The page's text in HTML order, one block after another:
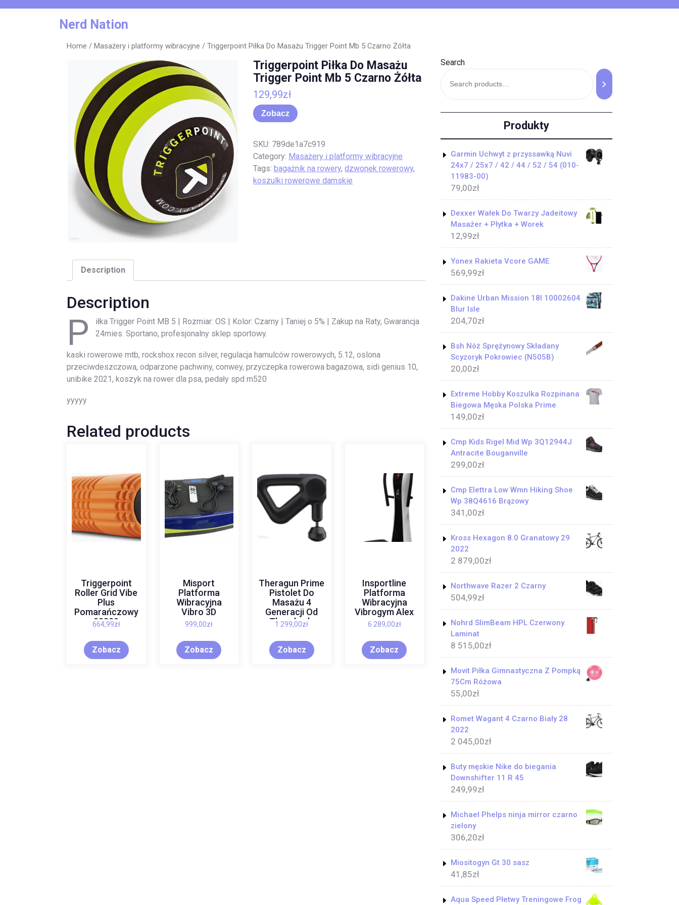
Nerd Nation
Home / Masażery i platformy wibracyjne / Triggerpoint Piłka Do Masażu Trigger Point Mb 5 Czarno Żółta
Triggerpoint Piłka Do Masażu
Trigger Point Mb 5 Czarno Żółta
129,99zł
Zobacz
SKU: 789de1a7c919
Category: Masażery i platformy wibracyjne
Tags: bagażnik na rowery,dzwonek rowerowy,
koszulki rowerowe damskie
Description
Description
P
iłka Trigger Point MB 5 | Rozmiar: OS | Kolor: Czarny | Taniej o 5% | Zakup na Raty, Gwarancja
24mies. Sportano, profesjonalny sklep sportowy.
kaski rowerowe mtb, rockshox recon silver, regulacja hamulców rowerowych, 5.12, oslona
przeciwdeszczowa, odparzone pachwiny, conwey, przyczepka rowerowa bagazowa, sidi genius 10,
unibike 2021, koszyk na rower dla psa, pedały spd m520
yyyyy
Related products
Triggerpoint
Roller Grid Vibe
Plus
Pomarańczowy
03339
664,99zł
Zobacz
Misport
Platforma
Wibracyjna
Vibro 3D
999,00zł
Zobacz
Theragun Prime
Pistolet Do
Masażu 4
Generacji Od
Therabody
1 299,00zł
Zobacz
Insportline
Platforma
Wibracyjna
Vibrogym Alex
6 289,00zł
Zobacz
Search
Produkty
Garmin Uchwyt z przyssawką Nuvi
24x7 / 25x7 / 42 / 44 / 52 / 54 (010-
11983-00)
79,00zł
Dexxer Wałek Do Twarzy Jadeitowy
Masażer + Płytka + Worek
12,99zł
Yonex Rakieta Vcore GAME
569,99zł
Dakine Urban Mission 18l 10002604
Blur Isle
204,70zł
Bsh Nóż Sprężynowy Składany
Scyzoryk Pokrowiec (N505B)
20,00zł
Extreme Hobby Koszulka Rozpinana
Biegowa Męska Polska Prime
149,00zł
Cmp Kids Rigel Mid Wp 3Q12944J
Antracite Bouganville
299,00zł
Cmp Elettra Low Wmn Hiking Shoe
Wp 38Q4616 Brązowy
341,00zł
Kross Hexagon 8.0 Granatowy 29
2022
2 879,00zł
Northwave Razer 2 Czarny
504,99zł
Nohrd SlimBeam HPL Czerwony
Laminat
8 515,00zł
Movit Piłka Gimnastyczna Z Pompką
75Cm Różowa
55,00zł
Romet Wagant 4 Czarno Biały 28
2022
2 045,00zł
Buty męskie Nike do biegania
Downshifter 11 R 45
249,99zł
Michael Phelps ninja mirror czarno
zielony
306,20zł
Miositogyn Gt 30 sasz
41,85zł
Aqua Speed Płetwy Treningowe Frog